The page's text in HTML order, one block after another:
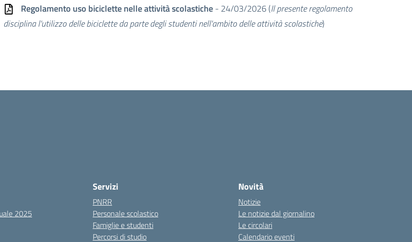
Regolamento uso biciclette nelle attività scolastiche- 24/03/2026 (Il presente regolamento
disciplina l'utilizzo delle biciclette da parte degli studenti nell'ambito delle attività scolastiche)
2025
Servizi
PNRR
Personale scolastico
Famiglie e studenti
Percorsi di studio
Novità
Notizie
Le notizie dal giornalino
Le circolari
Calendario eventi